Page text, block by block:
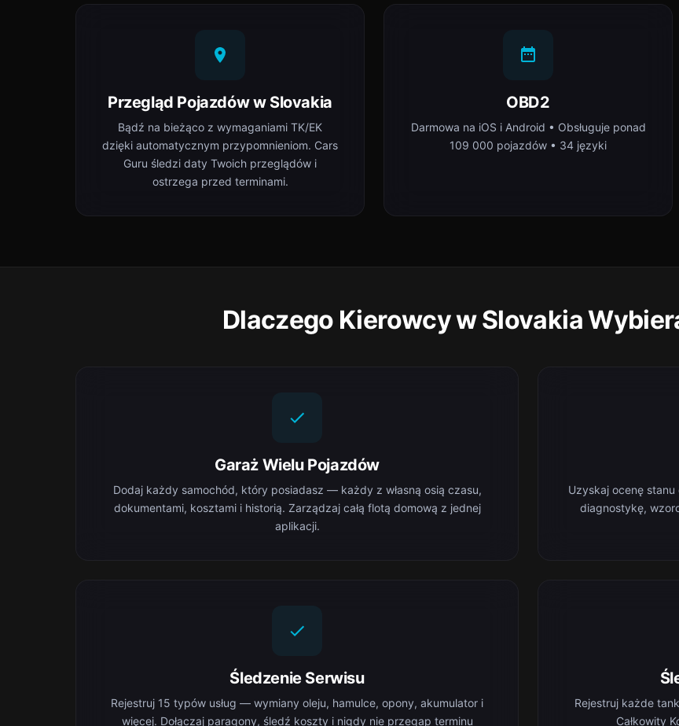
Przegląd Pojazdów w Slovakia
Bądź na bieżąco z wymaganiami TK/EK
dzięki automatycznym przypomnieniom. Cars
Guru śledzi daty Twoich przeglądów i
ostrzega przed terminami.
OBD2
Darmowa na iOS i Android • Obsługuje ponad
109 000 pojazdów • 34 języki
Dlaczego Kierowcy w Slovakia
Garaż Wielu Pojazdów
Dodaj każdy samochód, który posiadasz — każdy z własną osią czasu,
dokumentami, kosztami i historią. Zarządzaj całą flotą domową z jednej
aplikacji.
Uzyskaj ocenę
diagnostykę,
Śledzenie Serwisu
Rejestruj 15 typów usług — wymiany oleju, hamulce, opony, akumulator i
więcej. Dołączaj paragony, śledź koszty i nigdy nie przegap terminu
Rejestruj każde
Całkowity